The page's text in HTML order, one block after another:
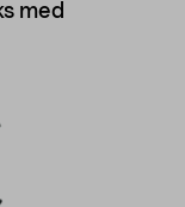
med